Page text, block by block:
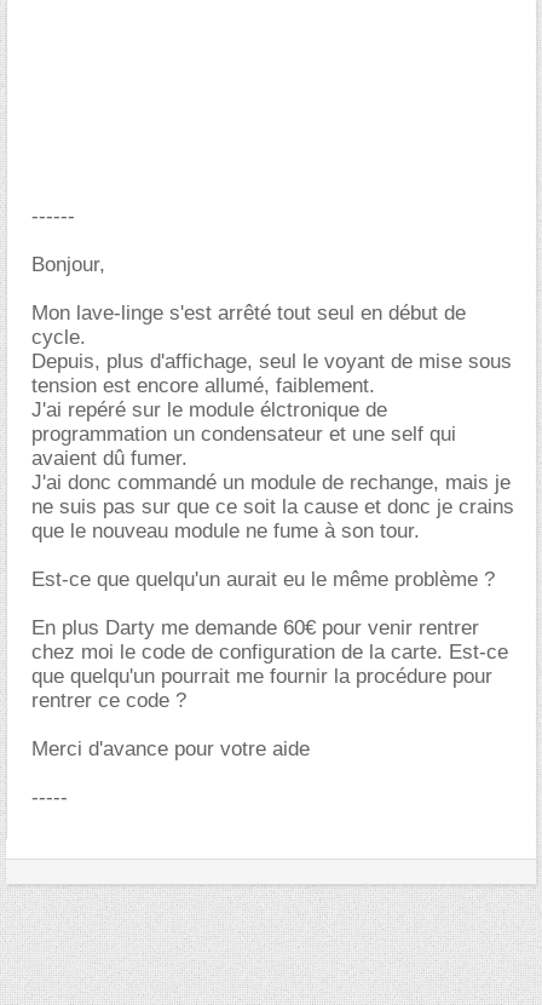
------
Bonjour,
Mon lave-linge s'est arrêté tout seul en début de
cycle.
Depuis, plus d'affichage, seul le voyant de mise sous
tension est encore allumé, faiblement.
J'ai repéré sur le module élctronique de
programmation un condensateur et une self qui
avaient dû fumer.
J'ai donc commandé un module de rechange, mais je
ne suis pas sur que ce soit la cause et donc je crains
que le nouveau module ne fume à son tour.
Est-ce que quelqu'un aurait eu le même problème ?
En plus Darty me demande 60€ pour venir rentrer
chez moi le code de configuration de la carte. Est-ce
que quelqu'un pourrait me fournir la procédure pour
rentrer ce code ?
Merci d'avance pour votre aide
-----